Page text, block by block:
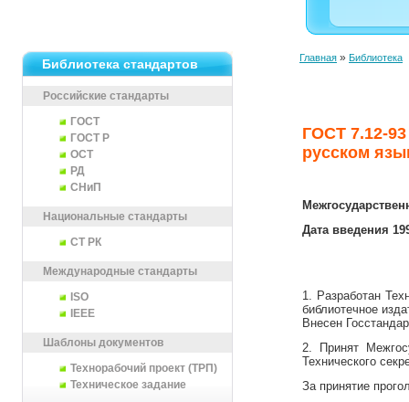
Библиотека стандартов
Российские стандарты
ГОСТ
ГОСТ Р
ОСТ
РД
СНиП
Национальные стандарты
СТ РК
Международные стандарты
ISO
IEEE
Шаблоны документов
Технорабочий проект (ТРП)
Техническое задание
Главная » Библиотека
ГОСТ 7.12-
русском
Дата введения
1. Разработан
библиотечное
Внесен
2. Принят
Технического
За принятие